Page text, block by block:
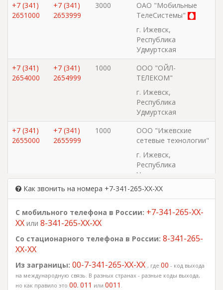
+7 (341)
2651000
+7 (341)
2653999
3000
ОАО "Мобильные
ТелеСистемы"
г. Ижевск,
Республика
Удмуртская
+7 (341)
2654000
+7 (341)
2654999
1000
ООО "ОЙЛ-
ТЕЛЕКОМ"
г. Ижевск,
Республика
Удмуртская
+7 (341)
2655000
+7 (341)
2655999
1000
ООО "Ижевские
сетевые технологии"
г. Ижевск,
Республика
Удмуртская
+7 (341)
+7 (341)
500
ЗАО "КОПРУС"
г. Ижевск,
Республика
+7 (341)
2656500
+7 (341)
500
г. Ижевск,
Республика
Удмуртская
Как звонить на номера +7-341-265-XX-XX
С мобильного телефона в России: +7-341-265-XX-
XX или 8-341-265-XX-XX
Со стационарного телефона в России: 8-341-265-
XX-XX
Из заграницы: 00-7-341-265-XX-XX , где 00 - код выхода
на международную связь. В разных странах - разные коды выхода,
но как правило это 00, 011 или 0011 .